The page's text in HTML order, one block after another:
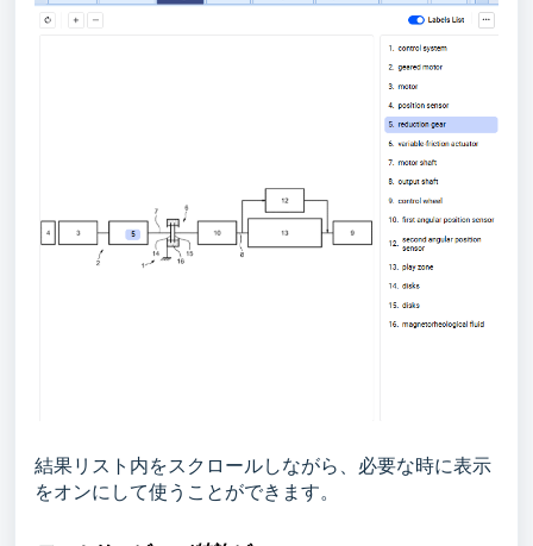
結果リスト内をスクロールしながら、必要な時に表示
をオンにして使うことができます。